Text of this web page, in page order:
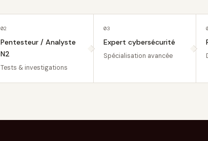
02
Pentesteur / Analyste
N2
Tests & investigations
03
Expert cybersécurité
Spécialisation avancée